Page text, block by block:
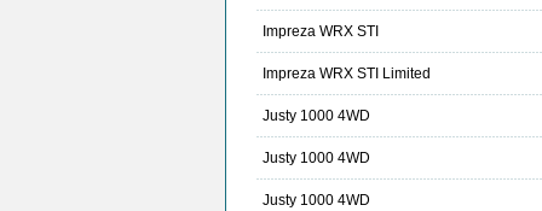
Impreza WRX STI
Impreza WRX STI Limited
Justy 1000 4WD
Justy 1000 4WD
Justy 1000 4WD